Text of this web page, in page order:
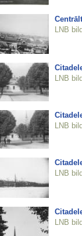
LNB
LNB
LNB
LNB
LNB